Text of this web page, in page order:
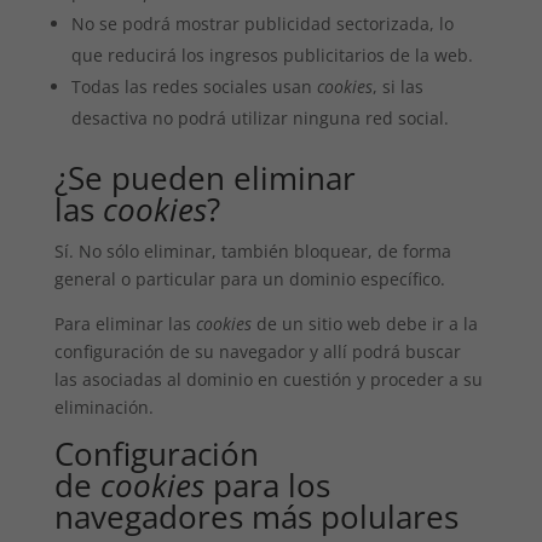
No se podrá mostrar publicidad sectorizada, lo
que reducirá los ingresos publicitarios de la web.
Todas las redes sociales usan cookies, si las
desactiva no podrá utilizar ninguna red social.
¿Se pueden eliminar
las cookies?
Sí. No sólo eliminar, también bloquear, de forma
general o particular para un dominio específico.
Para eliminar las cookiesde un sitio web debe ir a la
configuración de su navegador y allí podrá buscar
las asociadas al dominio en cuestión y proceder a su
eliminación.
Configuración
de cookiespara los
navegadores más polulares